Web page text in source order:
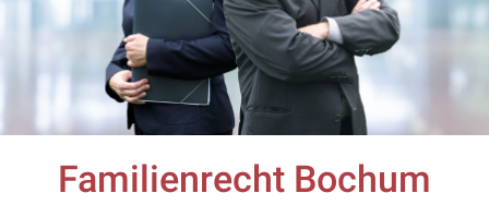
Familienrecht Bochum